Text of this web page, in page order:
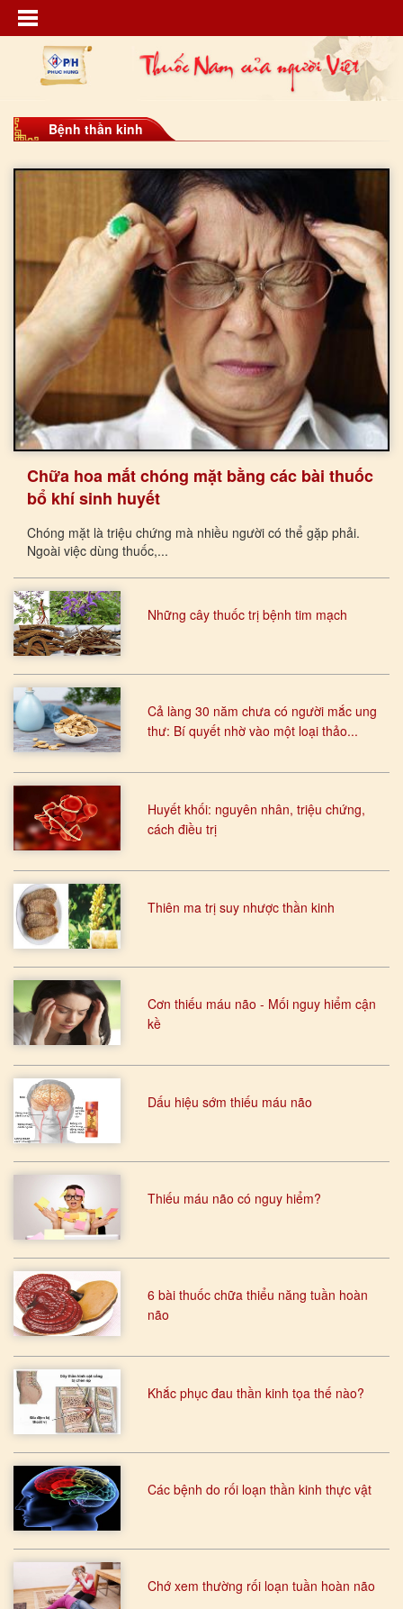
Bệnh thần kinh
Chữa hoa mắt chóng mặt bằng các bài thuốc
bổ khí sinh huyết
Chóng mặt là triệu chứng mà nhiều người có thể gặp phải.
Ngoài việc dùng thuốc,...
Những cây thuốc trị bệnh tim mạch
Cả làng 30 năm chưa có người mắc ung
thư: Bí quyết nhờ vào một loại thảo...
Huyết khối: nguyên nhân, triệu chứng,
cách điều trị
Thiên ma trị suy nhược thần kinh
Cơn thiếu máu não - Mối nguy hiểm cận
kề
Dấu hiệu sớm thiếu máu não
Thiếu máu não có nguy hiểm?
6 bài thuốc chữa thiểu năng tuần hoàn
não
Khắc phục đau thần kinh tọa thế nào?
Các bệnh do rối loạn thần kinh thực vật
Chớ xem thường rối loạn tuần hoàn não